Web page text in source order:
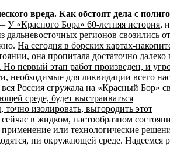
вреда. Как обстоят дела с
У «Красного Бора» 60-летняя история,
регионов свозились
На сегодня в борских картах-
она пропитала достаточно далеко
первый этап работ произведен, и
необходимые для ликвидации всего
Россия сгружала на «Красный Бор»
среде, будет выстраиваться
изолировать, выгородить этот
в жидком, пастообразном
или технологические
ни окружающей среде. Надеемся